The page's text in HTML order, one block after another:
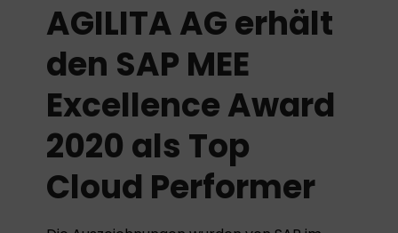
AGILITA AG erhält
den SAP MEE
Excellence Award
2020 als Top
Cloud Performer